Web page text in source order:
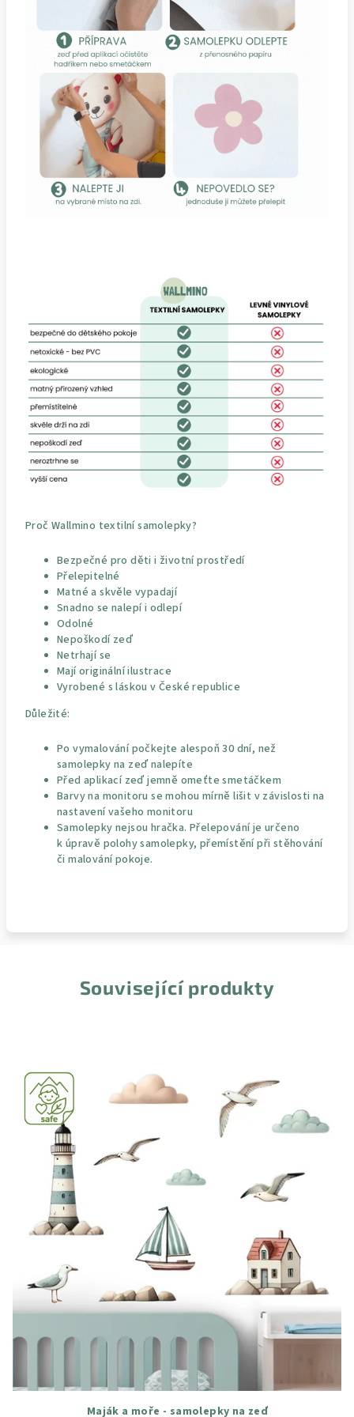
Proč Wallmino textilní samolepky?
Bezpečné pro děti i životní prostředí
Přelepitelné
Matné a skvěle vypadají
Snadno se nalepí i odlepí
Odolné
Nepoškodí zeď
Netrhají se
Mají originální ilustrace
Vyrobené s láskou v České republice
Důležité:
Po vymalování počkejte alespoň 30 dní, než
samolepky na zeď nalepíte
Před aplikací zeď jemně omeťte smetáčkem
Barvy na monitoru se mohou mírně lišit v závislosti na
nastavení vašeho monitoru
Samolepky nejsou hračka. Přelepování je určeno
k úpravě polohy samolepky, přemístění při stěhování
či malování pokoje.
Související produkty
Maják a moře - samolepky na zeď